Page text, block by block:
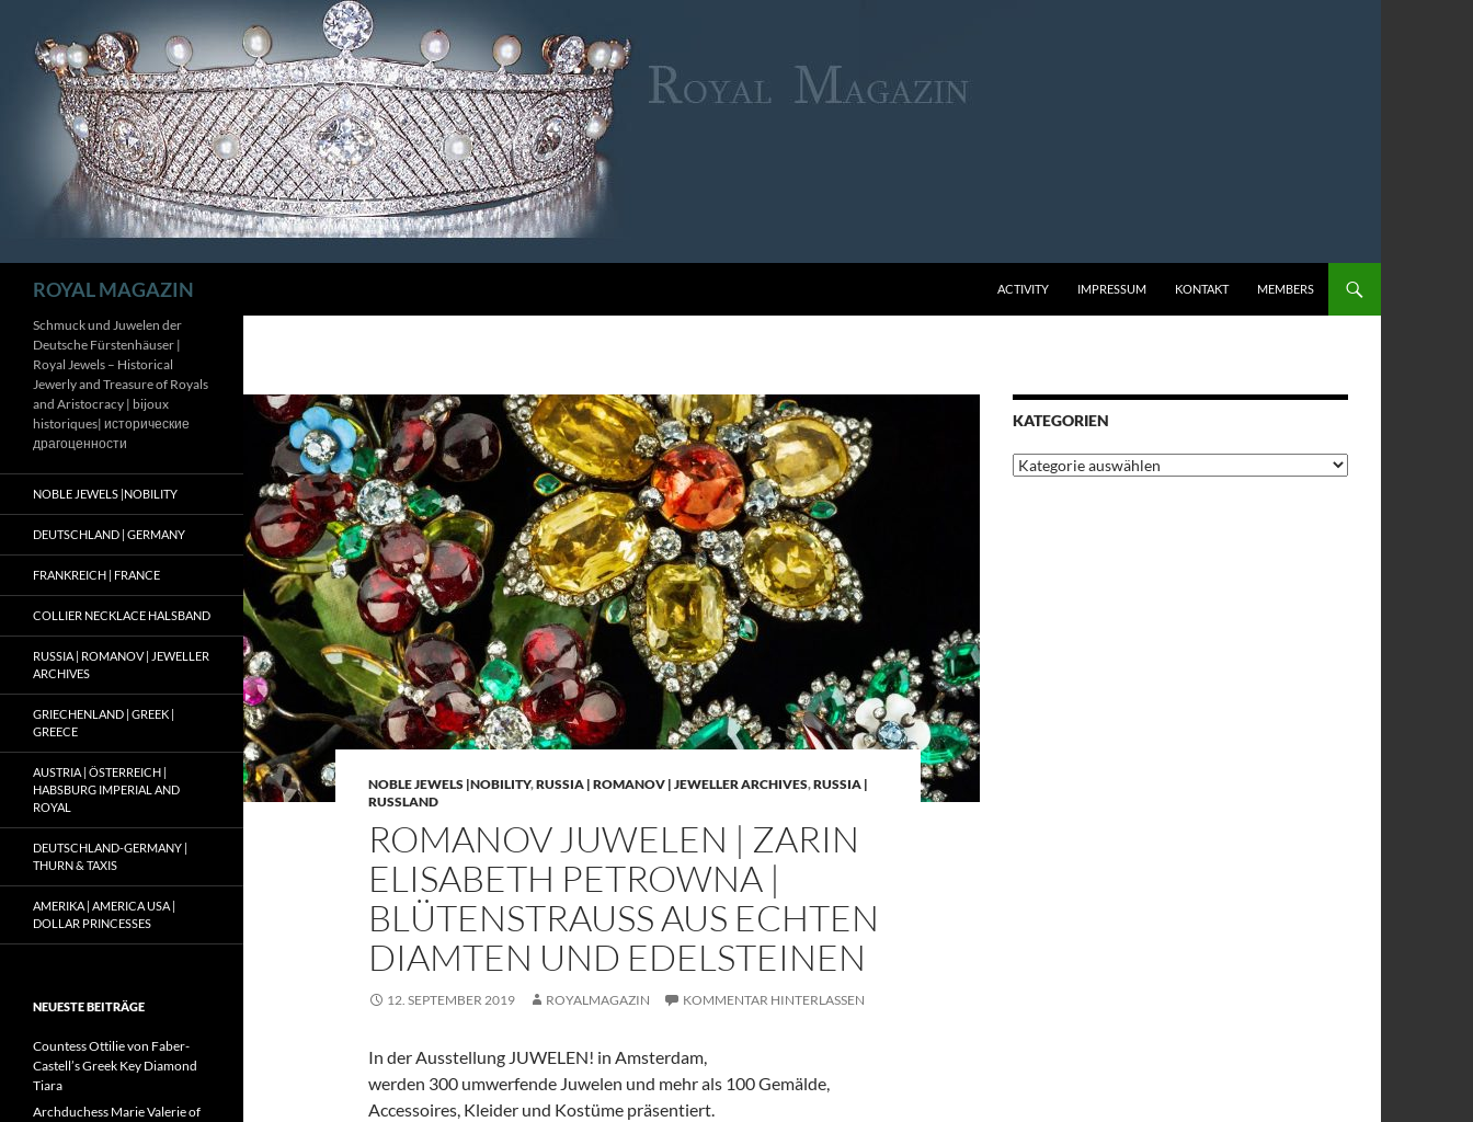
Inhalt
springen
ROYAL MAGAZIN ACTIVITY IMPRESSUM KONTAKT MEMBERS
NOBLE JEWELS |NOBILITY,RUSSIA | ROMANOV | JEWELLER ARCHIVES,RUSSIA |
RUSSLAND
ROMANOV JUWELEN | ZARIN
ELISABETH PETROWNA |
BLÜTENSTRAUSS AUS ECHTEN
DIAMTEN UND EDELSTEINEN
12. SEPTEMBER 2019 ROYALMAGAZIN KOMMENTAR HINTERLASSEN
In der Ausstellung JUWELEN! in Amsterdam,
werden 300 umwerfende Juwelen und mehr als 100 Gemälde,
Accessoires, Kleider und Kostüme präsentiert.
KATEGORIEN
Kategorien
Schmuck und Juwelen der
Deutsche Fürstenhäuser |
Royal Jewels – Historical
Jewerly and Treasure of Royals
and Aristocracy | bijoux
historiques| исторические
драгоценности
NOBLE JEWELS |NOBILITY
DEUTSCHLAND | GERMANY
FRANKREICH | FRANCE
COLLIER NECKLACE HALSBAND
RUSSIA | ROMANOV | JEWELLER
ARCHIVES
GRIECHENLAND | GREEK |
GREECE
AUSTRIA | ÖSTERREICH |
HABSBURG IMPERIAL AND
ROYAL
DEUTSCHLAND-GERMANY |
THURN & TAXIS
AMERIKA | AMERICA USA |
DOLLAR PRINCESSES
NEUESTE BEITRÄGE
Countess Ottilie von Faber-
Castell’s Greek Key Diamond
Tiara
Archduchess Marie Valerie of